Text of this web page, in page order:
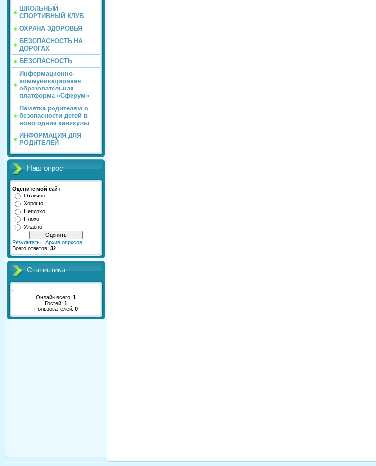
ШКОЛЬНЫЙ
СПОРТИВНЫЙ КЛУБ
ОХРАНА ЗДОРОВЬЯ
БЕЗОПАСНОСТЬ НА
ДОРОГАХ
БЕЗОПАСНОСТЬ
Информационно-
коммуникационная
образовательная
платформа «Сферум»
Памятка родителям о
безопасности детей в
новогодние каникулы
ИНФОРМАЦИЯ ДЛЯ
РОДИТЕЛЕЙ
Наш опрос
Оцените мой сайт
Отлично
Хорошо
Неплохо
Плохо
Ужасно
Результаты | Архив опросов
Всего ответов: 32
Статистика
Онлайн всего: 1
Гостей: 1
Пользователей: 0